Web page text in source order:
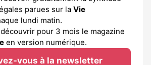
parues sur la Vie
lundi matin.
pour 3 mois le magazine
en version numérique.
vous à la newsletter